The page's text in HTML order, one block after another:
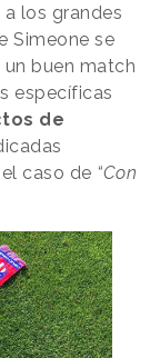
a los grandes
Simeone se
buen match
específicas
de
caso de “Con